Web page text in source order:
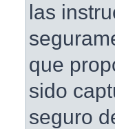
las
que
sido
seguro